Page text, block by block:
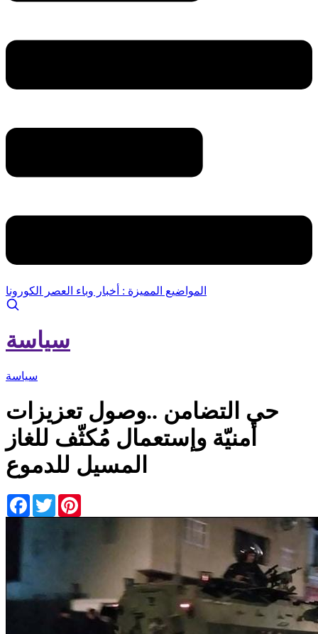
المواضيع المميزة : أخبار وباء العصر الكورونا
سياسة
سياسة
حي التضامن ..وصول تعزيزات
أمنيّة وإستعمال مُكثّف للغاز
المسيل للدموع
Facebook
Twitter